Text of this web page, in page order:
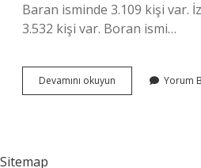
Baran isminde 3.109 kişi var.
3.532 kişi var. Boran ismi…
Devamını okuyun
Türkçe
Yorum
Sitemap